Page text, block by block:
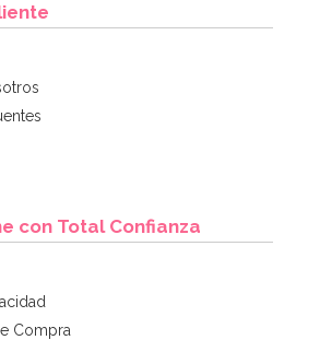
con Total Confianza
Compra